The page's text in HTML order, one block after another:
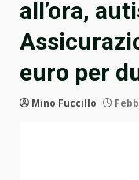
all’ora,
euro per
Mino Fuccillo